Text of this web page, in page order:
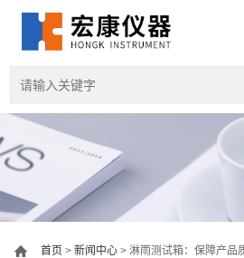
首页 >新闻中心 > 淋雨测试箱：保障产品